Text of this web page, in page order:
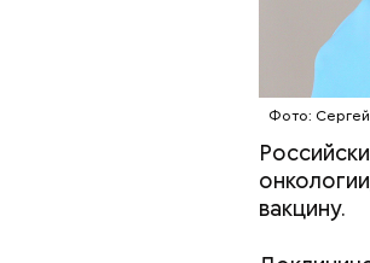
Фото:
вакцину.
Копылов.